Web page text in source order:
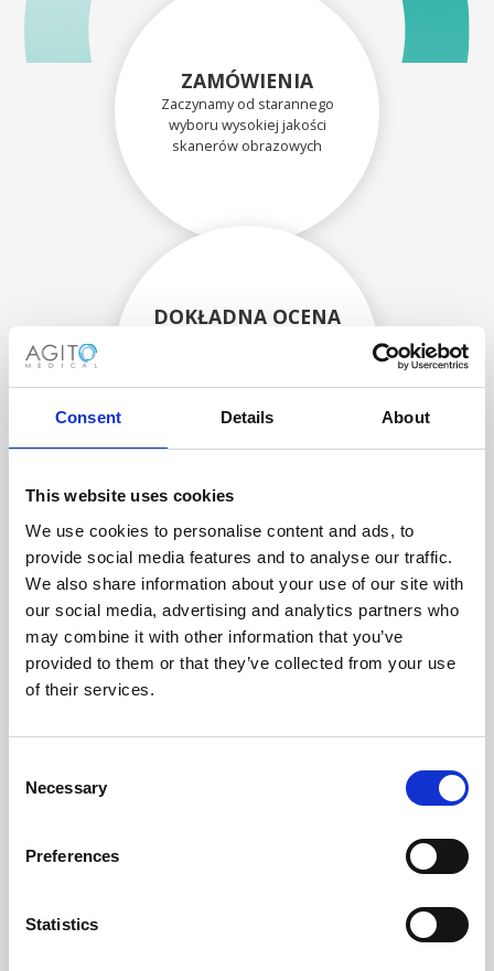
Consent Details About
This website uses cookies
We use cookies to personalise content and ads, to
provide social media features and to analyse our traffic.
We also share information about your use of our site with
our social media, advertising and analytics partners who
may combine it with other information that you’ve
provided to them or that they’ve collected from your use
of their services.
Selection
Necessary
Preferences
Statistics
ZAMÓWIENIA
Zaczynamy od starannego
wyboru wysokiej jakości
skanerów obrazowych
DOKŁADNA OCENA
ODZYSKIWANIE
Z OSTROŻNOŚCIĄ
Użyteczne części są
skrupulatnie odzyskiwane w
bezpiecznym środowisku ESD,
zapewniając brak uszkodzeń
ani zanieczyszczeń.